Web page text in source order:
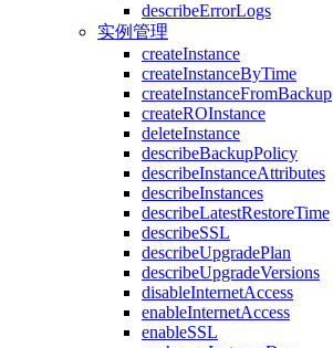
describeErrorLogs
实例管理
createInstance
createInstanceByTime
createInstanceFromBackup
createROInstance
deleteInstance
describeBackupPolicy
describeInstanceAttributes
describeInstances
describeLatestRestoreTime
describeSSL
describeUpgradePlan
describeUpgradeVersions
disableInternetAccess
enableInternetAccess
enableSSL